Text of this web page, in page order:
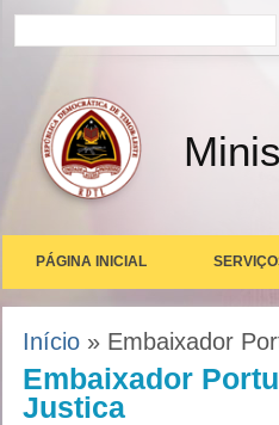
Formulário de busca
PÁGINA INICIAL
Você está aqui
Início » Embaixador
Embaixador
Justica